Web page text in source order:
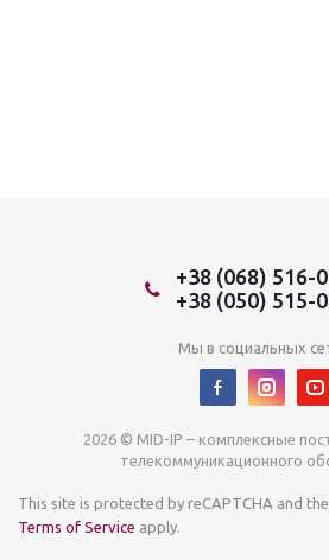
+38 (068) 516-
+38 (050) 515-
Мы в социальных
2026 © MID-IP – комплексные
телекоммуникационного
This site is protected by reCAPTCHA and
Terms of Service apply.